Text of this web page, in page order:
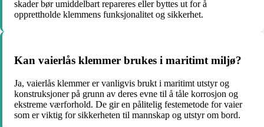
skader bør umiddelbart repareres eller byttes ut for å
opprettholde klemmens funksjonalitet og sikkerhet.
Kan vaierlås klemmer brukes i maritimt miljø?
Ja, vaierlås klemmer er vanligvis brukt i maritimt utstyr og
konstruksjoner på grunn av deres evne til å tåle korrosjon og
ekstreme værforhold. De gir en pålitelig festemetode for vaier
som er viktig for sikkerheten til mannskap og utstyr om bord.